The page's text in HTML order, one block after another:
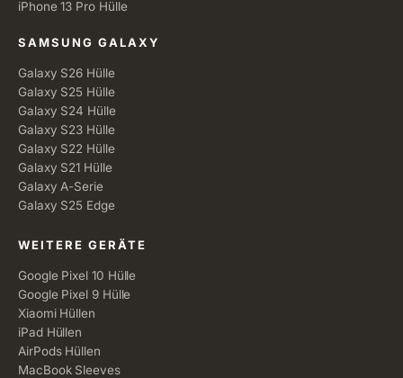
iPhone 13 Pro Hülle
SAMSUNG GALAXY
Galaxy S26 Hülle
Galaxy S25 Hülle
Galaxy S24 Hülle
Galaxy S23 Hülle
Galaxy S22 Hülle
Galaxy S21 Hülle
Galaxy A-Serie
Galaxy S25 Edge
WEITERE GERÄTE
Google Pixel 10 Hülle
Google Pixel 9 Hülle
Xiaomi Hüllen
iPad Hüllen
AirPods Hüllen
MacBook Sleeves